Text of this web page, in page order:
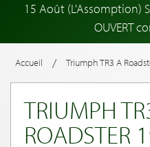
15 Août (L'Assomption)
OUVERT
Accueil / Triumph TR3 A
TRIUMPH
ROADSTER